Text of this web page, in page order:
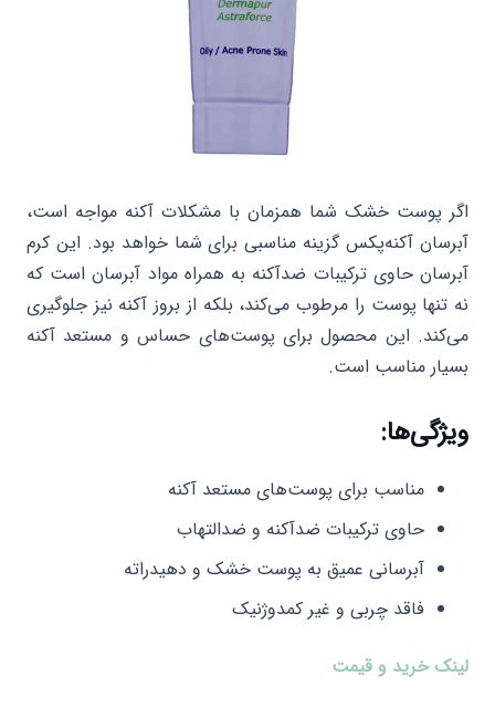
اگر پوست خشک شما همزمان با مشکلات آکنه مواجه است،
آبرسان آکنه‌پکس گزینه مناسبی برای شما خواهد بود. این کرم
آبرسان حاوی ترکیبات ضدآکنه به همراه مواد آبرسان است که
نه تنها پوست را مرطوب می‌کند، بلکه از بروز آکنه نیز جلوگیری
می‌کند. این محصول برای پوست‌های حساس و مستعد آکنه
بسیار مناسب است.
ویژگی‌ها:
مناسب برای پوست‌های مستعد آکنه
حاوی ترکیبات ضدآکنه و ضدالتهاب
آبرسانی عمیق به پوست خشک و دهیدراته
فاقد چربی و غیر کمدوژنیک
لینک خرید و قیمت